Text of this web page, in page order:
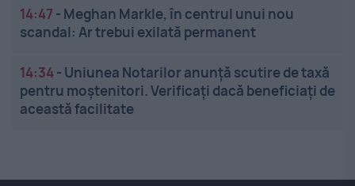
14:47 - Meghan Markle, în centrul unui nou
scandal: Ar trebui exilată permanent
14:34- Uniunea Notarilor anunță scutire de taxă
pentru moștenitori. Verificați dacă beneficiați de
această facilitate